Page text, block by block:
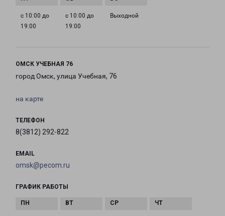
с 10:00 до
19:00
с 10:00 до
19:00
Выходной
ОМСК УЧЕБНАЯ 76
город Омск, улица Учебная, 76
на карте
ТЕЛЕФОН
8(3812) 292-822
EMAIL
omsk@pecom.ru
ГРАФИК РАБОТЫ